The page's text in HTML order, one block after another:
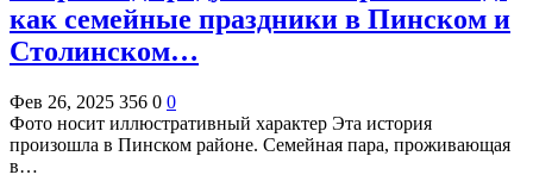
как семейные праздники в Пинском и
Столинском…
Фев 26, 2025 356 0 0
Фото носит иллюстративный характер Эта история
произошла в Пинском районе. Семейная пара, проживающая
в…